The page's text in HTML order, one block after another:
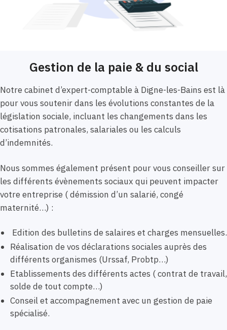
Gestion de la paie & du social
Notre cabinet d’expert-comptable à Digne-les-Bains est là
pour vous soutenir dans les évolutions constantes de la
législation sociale, incluant les changements dans les
cotisations patronales, salariales ou les calculs
d’indemnités.
Nous sommes également présent pour vous conseiller sur
les différents évènements sociaux qui peuvent impacter
votre entreprise ( démission d’un salarié, congé
maternité…) :
Edition des bulletins de salaires et charges mensuelles.
Réalisation de vos déclarations sociales auprès des
différents organismes (Urssaf, Probtp…)
Etablissements des différents actes ( contrat de travail,
solde de tout compte…)
Conseil et accompagnement avec un gestion de paie
spécialisé.